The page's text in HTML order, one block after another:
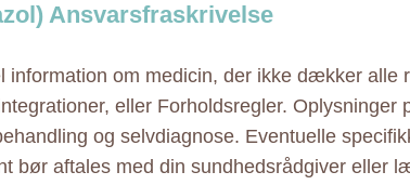
Ansvarsfraskrivelse
information om medicin, der ikke dækker alle
eller Forholdsregler. Oplysninger
og selvdiagnose. Eventuelle
bør aftales med din sundhedsrådgiver eller